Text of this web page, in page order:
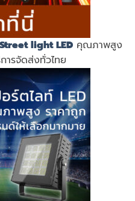
Street light LEDคุณภาพสูง
ารจัดส่งทั่วไทย